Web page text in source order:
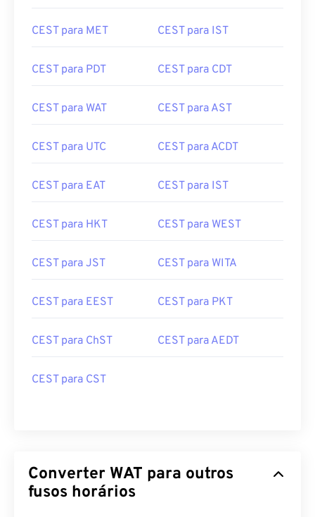
CEST para MET CEST para IST
CEST para PDT CEST para CDT
CEST para WAT CEST para AST
CEST para UTC CEST para ACDT
CEST para EAT CEST para IST
CEST para HKT CEST para WEST
CEST para JST CEST para WITA
CEST para EEST CEST para PKT
CEST para ChST CEST para AEDT
CEST para CST
Converter WAT para outros
fusos horários